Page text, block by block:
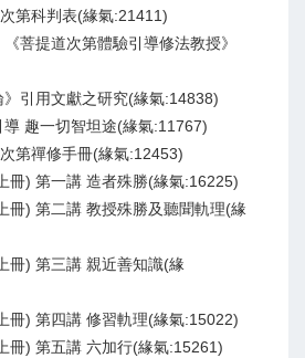
第科判表(緣氣:21411)
菩提道次第體驗引導修法教授》
引用文獻之研究(緣氣:14838)
趣一切智坦途(緣氣:11767)
第禪修手冊(緣氣:12453)
冊) 第一講 造者殊勝(緣氣:16225)
冊) 第二講 教授殊勝及聽聞軌理(緣
冊) 第三講 親近善知識(緣
冊) 第四講 修習軌理(緣氣:15022)
冊) 第五講 六加行(緣氣:15261)